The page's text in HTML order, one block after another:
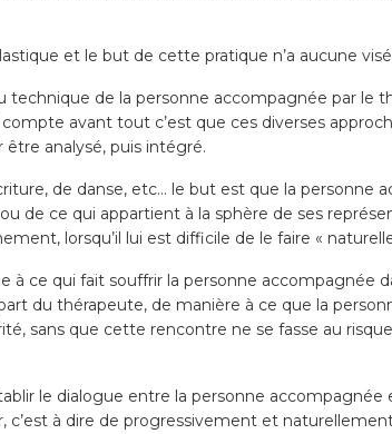
et le but de cette pratique n’a aucune
de la personne accompagnée par le
avant tout c’est que ces diverses
analysé, puis intégré.
de danse, etc… le but est que la
de ce qui appartient à la sphère de ses
lorsqu’il lui est difficile de le faire «
à ce qui fait souffrir la personne accompagnée
du thérapeute, de manière à ce que la
sans que cette rencontre ne se fasse au
le dialogue entre la personne accompagnée
c’est à dire de progressivement et